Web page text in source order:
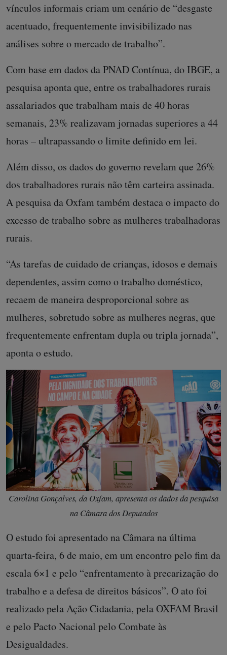
vínculos informais criam um cenário de “desgaste
acentuado, frequentemente invisibilizado nas
análises sobre o mercado de trabalho”.
Com base em dados da PNAD Contínua, do IBGE, a
pesquisa aponta que, entre os trabalhadores rurais
assalariados que trabalham mais de 40 horas
semanais, 23% realizavam jornadas superiores a 44
horas – ultrapassando o limite definido em lei.
Além disso, os dados do governo revelam que 26%
dos trabalhadores rurais não têm carteira assinada.
A pesquisa da Oxfam também destaca o impacto do
excesso de trabalho sobre as mulheres trabalhadoras
rurais.
“As tarefas de cuidado de crianças, idosos e demais
dependentes, assim como o trabalho doméstico,
recaem de maneira desproporcional sobre as
mulheres, sobretudo sobre as mulheres negras, que
frequentemente enfrentam dupla ou tripla jornada”,
aponta o estudo.
Carolina Gonçalves, da Oxfam, apresenta os dados da pesquisa
na Câmara dos Deputados
O estudo foi apresentado na Câmara na última
quarta-feira, 6 de maio, em um encontro pelo fim da
escala 6×1 e pelo “enfrentamento à precarização do
trabalho e a defesa de direitos básicos”. O ato foi
realizado pela Ação Cidadania, pela OXFAM Brasil
e pelo Pacto Nacional pelo Combate às
Desigualdades.